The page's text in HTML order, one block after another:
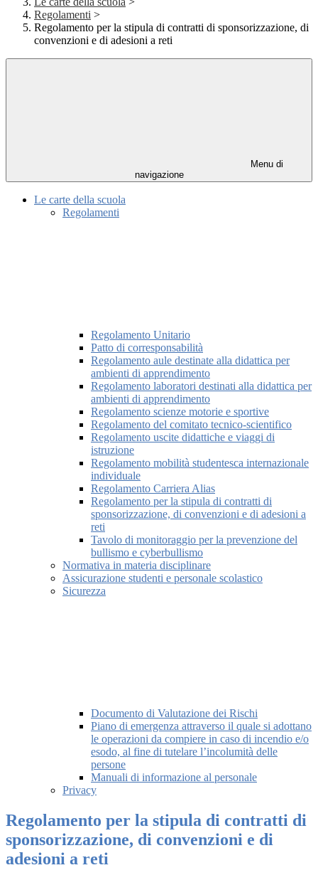
Regolamenti >
Regolamento per la stipula di contratti di sponsorizzazione, di
convenzioni e di adesioni a reti
Menu di
navigazione
Le carte della scuola
Regolamenti
Regolamento Unitario
Patto di corresponsabilità
Regolamento aule destinate alla didattica per
ambienti di apprendimento
Regolamento laboratori destinati alla didattica per
ambienti di apprendimento
Regolamento scienze motorie e sportive
Regolamento del comitato tecnico-scientifico
Regolamento uscite didattiche e viaggi di
istruzione
Regolamento mobilità studentesca internazionale
individuale
Regolamento Carriera Alias
Regolamento per la stipula di contratti di
sponsorizzazione, di convenzioni e di adesioni a
reti
Tavolo di monitoraggio per la prevenzione del
bullismo e cyberbullismo
Normativa in materia disciplinare
Assicurazione studenti e personale scolastico
Sicurezza
Documento di Valutazione dei Rischi
Piano di emergenza attraverso il quale si adottano
le operazioni da compiere in caso di incendio e/o
esodo, al fine di tutelare l’incolumità delle
persone
Manuali di informazione al personale
Privacy
Regolamento per la stipula di contratti di
sponsorizzazione, di convenzioni e di
adesioni a reti